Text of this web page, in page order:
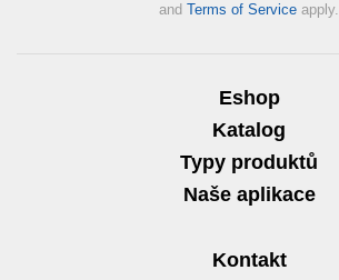
and Terms of Service apply.
Eshop
Katalog
Typy produktů
Naše aplikace
Kontakt